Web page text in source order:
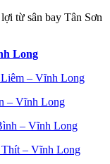
từ sân bay Tân Sơn
Long
Liêm – Vĩnh Long
– Vĩnh Long
– Vĩnh Long
Thít – Vĩnh Long